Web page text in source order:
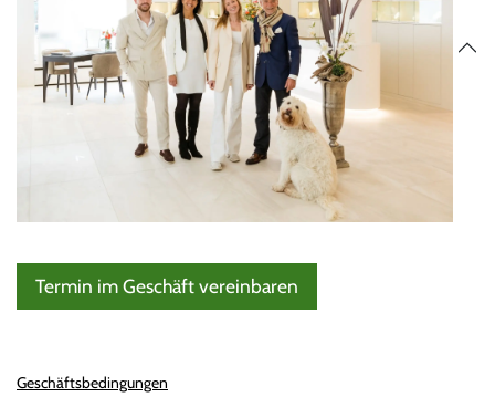
Termin im Geschäft vereinbaren
Geschäftsbedingungen